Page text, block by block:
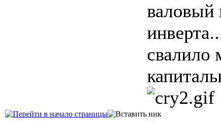
валовый
свалило